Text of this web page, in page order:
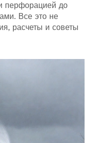
перфорацией до
Все это не
расчеты и советы